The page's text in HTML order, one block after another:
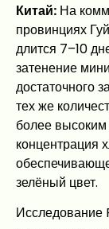
Китай: На
провинциях
длится 7–10
затенение
достаточного
тех же
более
концентрация
зелёный цвет.
Исследование